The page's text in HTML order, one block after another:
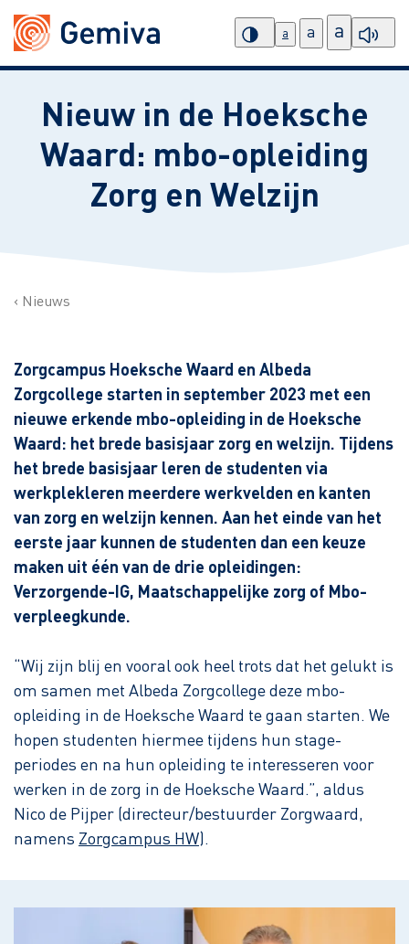
a a a
Nieuw in de Hoeksche
Waard: mbo-opleiding
Zorg en Welzijn
Nieuws
Zorgcampus Hoeksche Waard en Albeda
Zorgcollege starten in september 2023 met een
nieuwe erkende mbo-opleiding in de Hoeksche
Waard: het brede basisjaar zorg en welzijn. Tijdens
het brede basisjaar leren de studenten via
werkplekleren meerdere werkvelden en kanten
van zorg en welzijn kennen. Aan het einde van het
eerste jaar kunnen de studenten dan een keuze
maken uit één van de drie opleidingen:
Verzorgende-IG, Maatschappelijke zorg of Mbo-
verpleegkunde.
“Wij zijn blij en vooral ook heel trots dat het gelukt is
om samen met Albeda Zorgcollege deze mbo-
opleiding in de Hoeksche Waard te gaan starten. We
hopen studenten hiermee tijdens hun stage-
periodes en na hun opleiding te interesseren voor
werken in de zorg in de Hoeksche Waard.”, aldus
Nico de Pijper (directeur/bestuurder Zorgwaard,
namens Zorgcampus HW).